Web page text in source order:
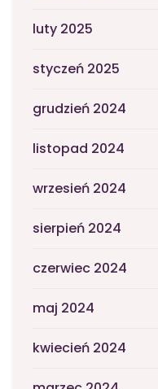
luty 2025
styczeń 2025
grudzień 2024
listopad 2024
wrzesień 2024
sierpień 2024
czerwiec 2024
maj 2024
kwiecień 2024